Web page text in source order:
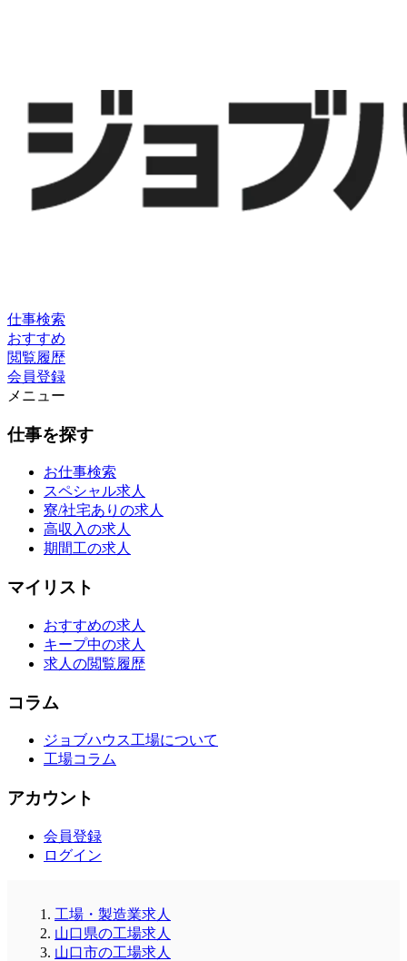
仕事検索
おすすめ
閲覧履歴
会員登録
メニュー
仕事を探す
お仕事検索
スペシャル求人
寮/社宅ありの求人
高収入の求人
期間工の求人
マイリスト
おすすめの求人
キープ中の求人
求人の閲覧履歴
コラム
ジョブハウス工場について
工場コラム
アカウント
会員登録
ログイン
工場・製造業求人
山口県の工場求人
山口市の工場求人